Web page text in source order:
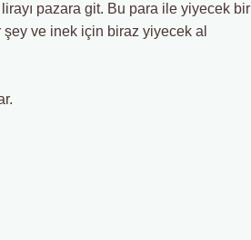
pazara git. Bu para ile yiyecek bir
ve inek için biraz yiyecek al